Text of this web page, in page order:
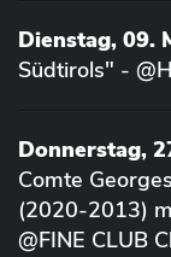
Dienstag, 09.
Südtirols" -
Donnerstag,
Comte
(2020-2013)
@FINE CLUB